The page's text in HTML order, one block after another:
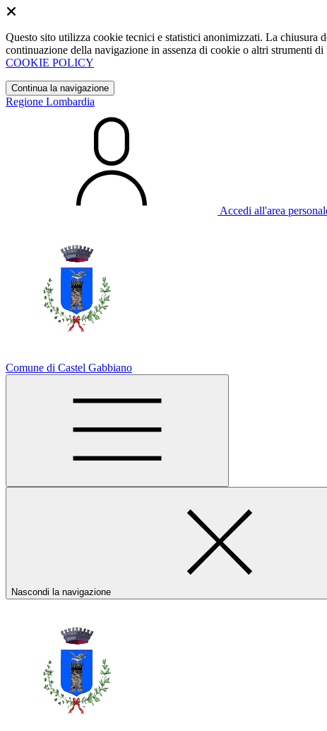
Questo sito utilizza cookie tecnici e statistici anonimizzati. La chiusura
continuazione della navigazione in assenza di cookie o altri strumenti
COOKIE POLICY
Continua la navigazione
Regione Lombardia
Accedi all'area
Comune di Castel Gabbiano
Nascondi la navigazione